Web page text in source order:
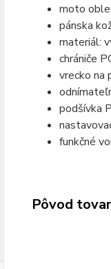
moto
pánska
materiál:
chrániče
vrecko na
podšívka
funkčné
Pôvod